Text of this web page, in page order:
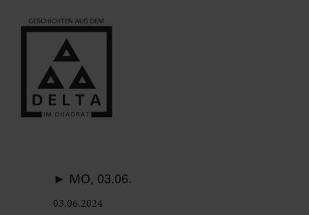
► MO, 03.06.
03.06.2024